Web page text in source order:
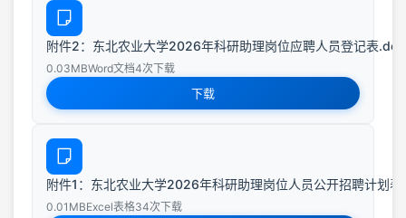
附件2：东北农业大学2026年科研助理岗位应聘人员登记表.doc
0.03MBWord文档4次下载
下载
附件1：东北农业大学2026年科研助理岗位人员公开招聘计划
0.01MBExcel表格34次下载